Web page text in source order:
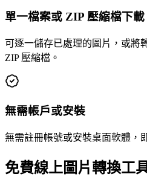
單一檔案或 ZIP 壓縮檔下載
可逐一儲存已處理的圖片，或將
ZIP 壓縮檔。
無需帳戶或安裝
無需註冊帳號或安裝桌面軟體，
免費線上圖片轉換工